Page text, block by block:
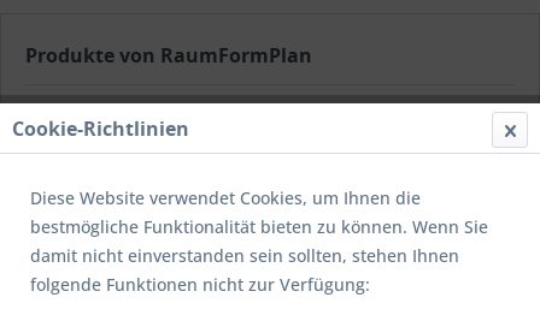
Produkte von RaumFormPlan
Filtern
Cookie-Richtlinien
Diese Website verwendet Cookies, um Ihnen die
bestmögliche Funktionalität bieten zu können. Wenn Sie
damit nicht einverstanden sein sollten, stehen Ihnen
folgende Funktionen nicht zur Verfügung: